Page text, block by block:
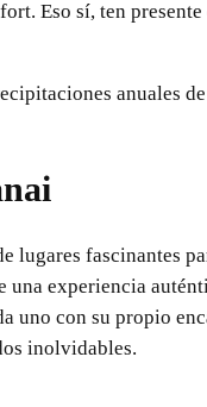
Eso sí, ten presente
anuales
lugares fascinantes
una experiencia
uno con su propio
inolvidables.